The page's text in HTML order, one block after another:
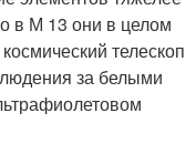
в М 13 они в целом
телескоп
за белыми